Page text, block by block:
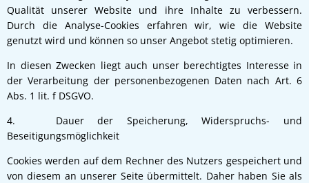
Qualität unserer Website und ihre Inhalte zu verbessern.
Durch die Analyse-Cookies erfahren wir, wie die Website
genutzt wird und können so unser Angebot stetig optimieren.
In diesen Zwecken liegt auch unser berechtigtes Interesse in
der Verarbeitung der personenbezogenen Daten nach Art. 6
Abs. 1 lit. f DSGVO.
4. Dauer der Speicherung, Widerspruchs- und
Beseitigungsmöglichkeit
Cookies werden auf dem Rechner des Nutzers gespeichert und
von diesem an unserer Seite übermittelt. Daher haben Sie als